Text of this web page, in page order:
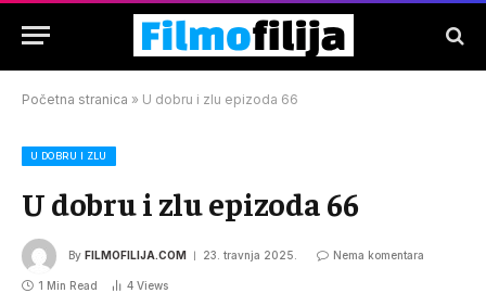
Početna stranica » U dobru i zlu epizoda 66
U DOBRU I ZLU
U dobru i zlu epizoda 66
By FILMOFILIJA.COM 23. travnja 2025. Nema komentara
1 Min Read 4 Views